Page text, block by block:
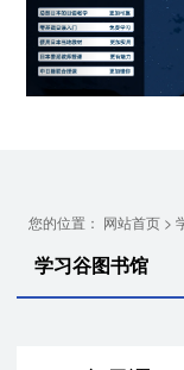
您的位置： 网站首页>
学习谷图书馆